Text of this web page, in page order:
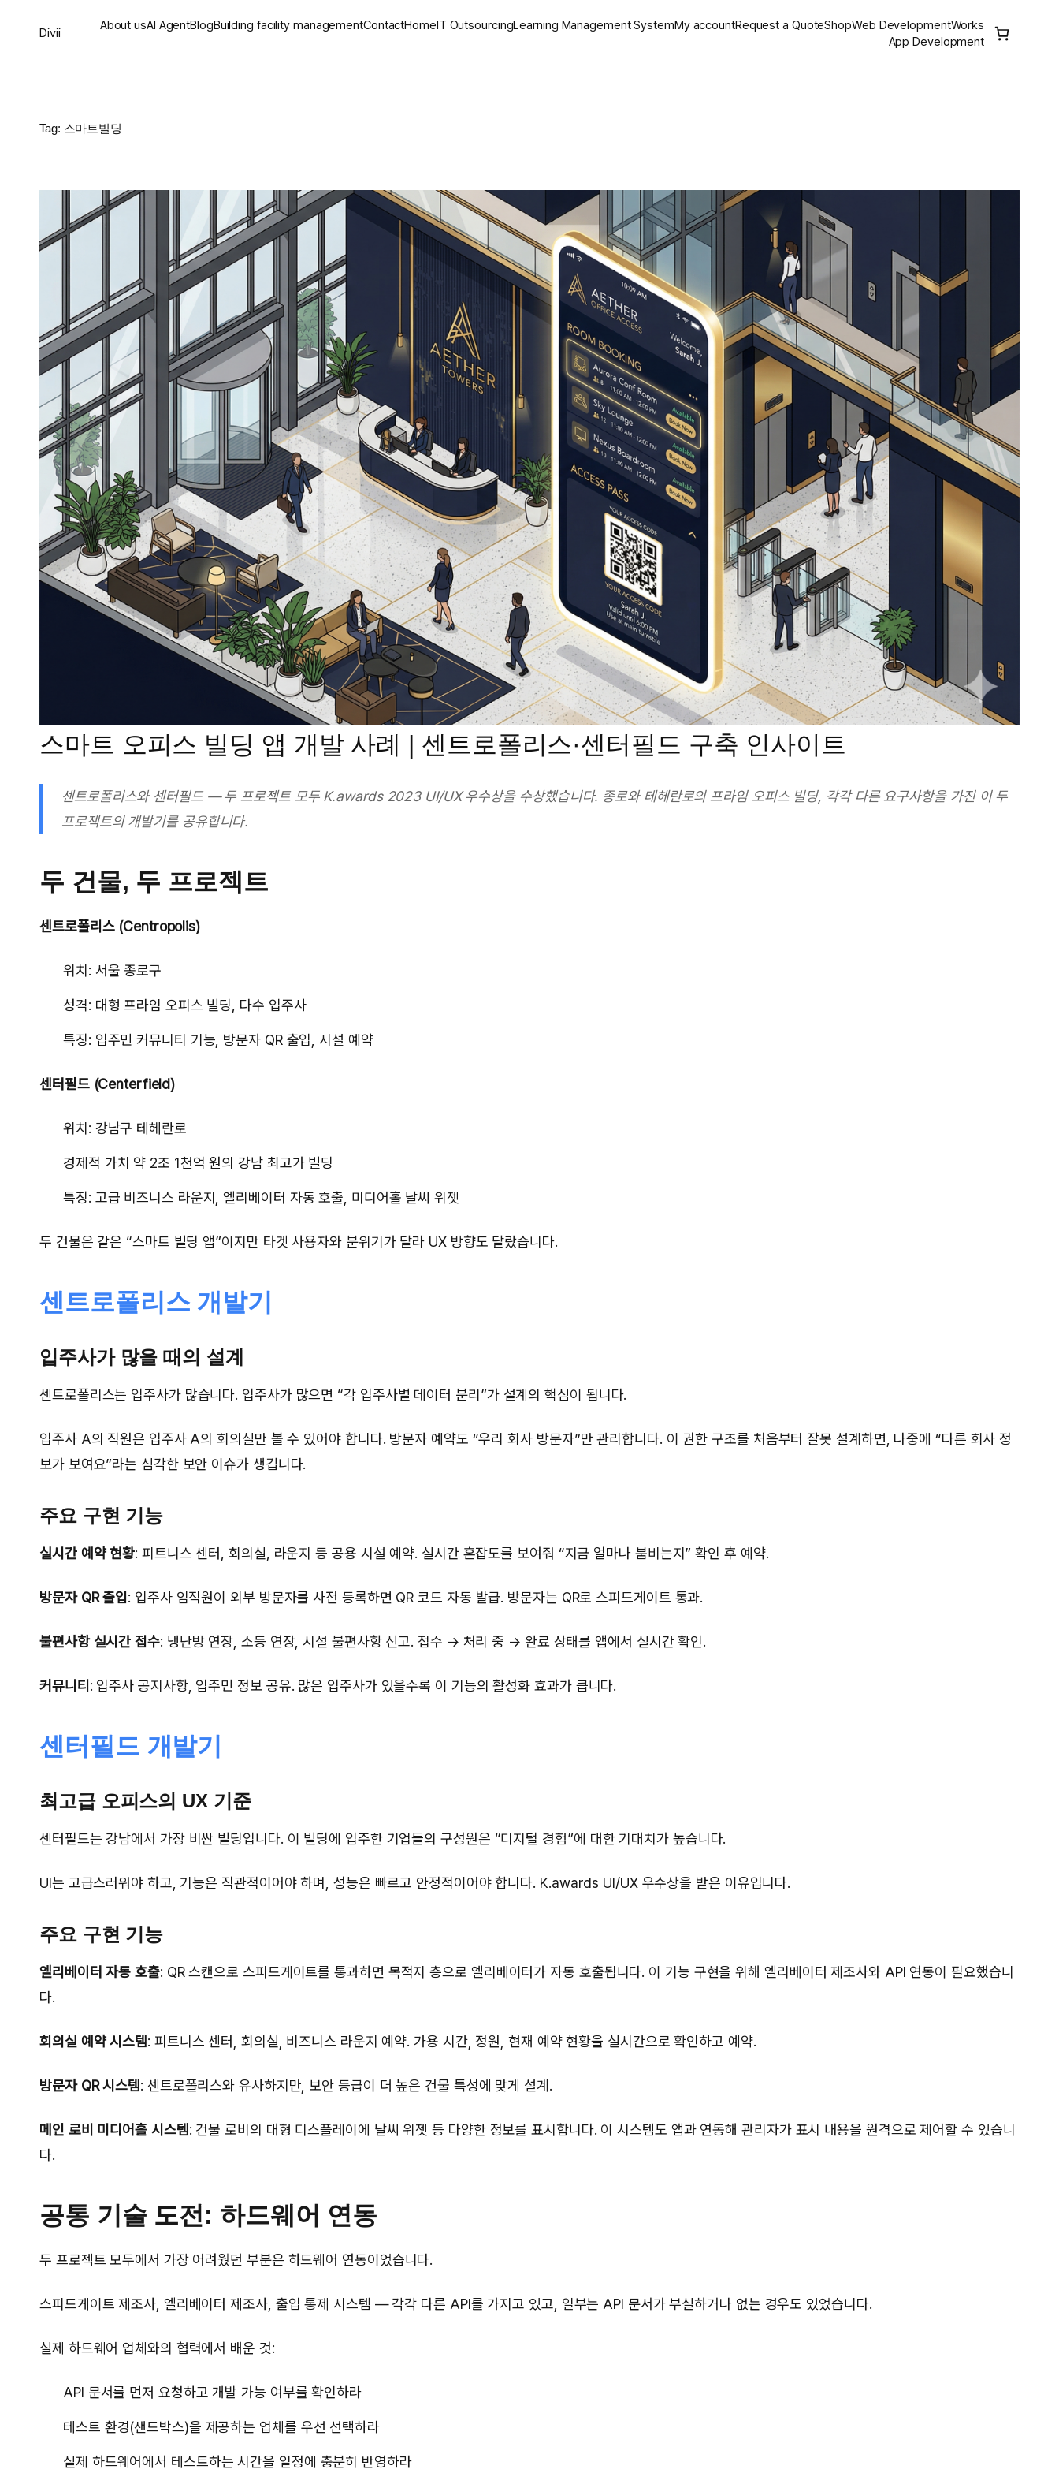
contentDivii
About usAI AgentBlogBuilding facility managementContactHomeIT OutsourcingLearning Management SystemMy accountRequest a QuoteShopWeb DevelopmentWorks
App Development
Tag: 스마트빌딩
스마트 오피스 빌딩 앱 개발 사례 | 센트로폴리스·센터필드 구축 인사이트
센트로폴리스와 센터필드 — 두 프로젝트 모두 K.awards 2023 UI/UX 우수상을 수상했습니다. 종로와 테헤란로의 프라임 오피스 빌딩, 각각 다른 요구사항을 가진 이 두
프로젝트의 개발기를 공유합니다.
두 건물, 두 프로젝트
센트로폴리스 (Centropolis)
위치: 서울 종로구
성격: 대형 프라임 오피스 빌딩, 다수 입주사
특징: 입주민 커뮤니티 기능, 방문자 QR 출입, 시설 예약
센터필드 (Centerfield)
위치: 강남구 테헤란로
경제적 가치 약 2조 1천억 원의 강남 최고가 빌딩
특징: 고급 비즈니스 라운지, 엘리베이터 자동 호출, 미디어홀 날씨 위젯
두 건물은 같은 “스마트 빌딩 앱”이지만 타겟 사용자와 분위기가 달라 UX 방향도 달랐습니다.
센트로폴리스 개발기
입주사가 많을 때의 설계
센트로폴리스는 입주사가 많습니다. 입주사가 많으면 “각 입주사별 데이터 분리”가 설계의 핵심이 됩니다.
입주사 A의 직원은 입주사 A의 회의실만 볼 수 있어야 합니다. 방문자 예약도 “우리 회사 방문자”만 관리합니다. 이 권한 구조를 처음부터 잘못 설계하면, 나중에 “다른 회사 정
보가 보여요”라는 심각한 보안 이슈가 생깁니다.
주요 구현 기능
실시간 예약 현황: 피트니스 센터, 회의실, 라운지 등 공용 시설 예약. 실시간 혼잡도를 보여줘 “지금 얼마나 붐비는지” 확인 후 예약.
방문자 QR 출입 : 입주사 임직원이 외부 방문자를 사전 등록하면 QR 코드 자동 발급. 방문자는 QR로 스피드게이트 통과.
불편사항 실시간 접수: 냉난방 연장, 소등 연장, 시설 불편사항 신고. 접수 → 처리 중 → 완료 상태를 앱에서 실시간 확인.
커뮤니티: 입주사 공지사항, 입주민 정보 공유. 많은 입주사가 있을수록 이 기능의 활성화 효과가 큽니다.
센터필드 개발기
최고급 오피스의 UX 기준
센터필드는 강남에서 가장 비싼 빌딩입니다. 이 빌딩에 입주한 기업들의 구성원은 “디지털 경험”에 대한 기대치가 높습니다.
UI는 고급스러워야 하고, 기능은 직관적이어야 하며, 성능은 빠르고 안정적이어야 합니다. K.awards UI/UX 우수상을 받은 이유입니다.
주요 구현 기능
엘리베이터 자동 호출: QR 스캔으로 스피드게이트를 통과하면 목적지 층으로 엘리베이터가 자동 호출됩니다. 이 기능 구현을 위해 엘리베이터 제조사와 API 연동이 필요했습니
다.
회의실 예약 시스템: 피트니스 센터, 회의실, 비즈니스 라운지 예약. 가용 시간, 정원, 현재 예약 현황을 실시간으로 확인하고 예약.
방문자 QR 시스템: 센트로폴리스와 유사하지만, 보안 등급이 더 높은 건물 특성에 맞게 설계.
메인 로비 미디어홀 시스템: 건물 로비의 대형 디스플레이에 날씨 위젯 등 다양한 정보를 표시합니다. 이 시스템도 앱과 연동해 관리자가 표시 내용을 원격으로 제어할 수 있습니
다.
공통 기술 도전: 하드웨어 연동
두 프로젝트 모두에서 가장 어려웠던 부분은 하드웨어 연동이었습니다.
스피드게이트 제조사, 엘리베이터 제조사, 출입 통제 시스템 — 각각 다른 API를 가지고 있고, 일부는 API 문서가 부실하거나 없는 경우도 있었습니다.
실제 하드웨어 업체와의 협력에서 배운 것:
API 문서를 먼저 요청하고 개발 가능 여부를 확인하라
테스트 환경(샌드박스)을 제공하는 업체를 우선 선택하라
실제 하드웨어에서 테스트하는 시간을 일정에 충분히 반영하라